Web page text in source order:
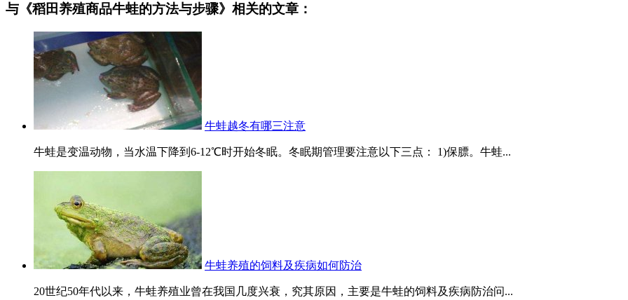
与《稻田养殖商品牛蛙的方法与步骤》相关的文章：
牛蛙越冬有哪三注意
牛蛙是变温动物，当水温下降到6-12℃时开始冬眠。冬眠期管理要注意以下三点： 1)保膘。牛蛙...
牛蛙养殖的饲料及疾病如何防治
20世纪50年代以来，牛蛙养殖业曾在我国几度兴衰，究其原因，主要是牛蛙的饲料及疾病防治问...